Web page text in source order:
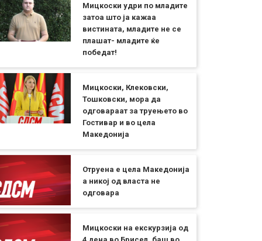
Мицкоски удри по младите
затоа што ја кажаа
вистината, младите не се
плашат- младите ќе
победат!
Мицкоски, Клековски,
Тошковски, мора да
одговараат за труењето во
Гостивар и во цела
Македонија
Отруена е цела Македонија
а никој од власта не
одговара
Мицкоски на екскурзија од